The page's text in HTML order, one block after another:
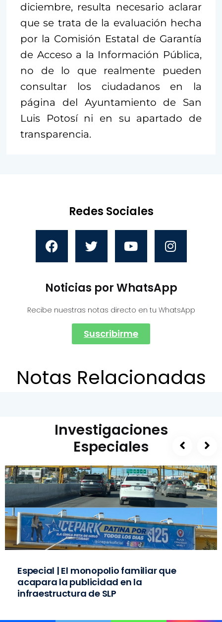
diciembre, resulta necesario aclarar
que se trata de la evaluación hecha
por la Comisión Estatal de Garantía
de Acceso a la Información Pública,
no de lo que realmente pueden
consultar los ciudadanos en la
página del Ayuntamiento de San
Luis Potosí ni en su apartado de
transparencia.
Redes Sociales
Noticias por WhatsApp
Recibe nuestras notas directo en tu WhatsApp
Suscribirme
Notas Relacionadas
Investigaciones
Especiales
Especial | El monopolio familiar que
acapara la publicidad en la
infraestructura de SLP